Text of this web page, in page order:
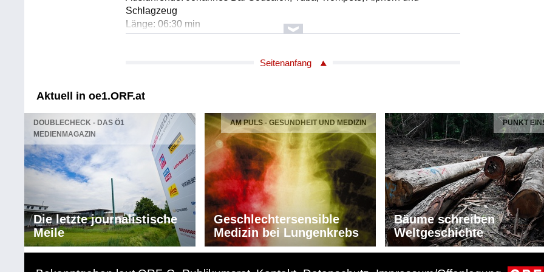
Schlagzeug
Länge: 06:30 min
Label: Manus
Komponist/Komponistin: David Helbock
Ausführende: David Helbock Klavier
Ausführende: Andreas Broger Saxophon, Klarinette, Flöte
Ausführende: Johannes Bär Sousafon, Tuba, Trompete, Alphorn und
Schlagzeug
Länge: 05:50 min
Label: Manus
Komponist/Komponistin: Patrick Leonhard
Titel: Madonna
Titel: Like A Prayer
Ausführende: David Helbock Klavier
Ausführende: Filippa Gojo Gesang
Seitenanfang
Aktuell in oe1.ORF.at
DOUBLECHECK - DAS Ö1
MEDIENMAGAZIN
Die letzte journalistische
Meile
AM PULS - GESUNDHEIT UND MEDIZIN
Geschlechtersensible
Medizin bei Lungenkrebs
PUNKT
Bäume schreiben
Weltgeschichte